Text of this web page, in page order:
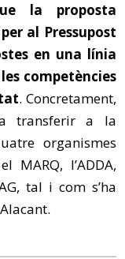
la proposta
al Pressupost
en una línia
competències
. Concretament,
transferir a la
organismes
MARQ, l’ADDA,
tal i com s’ha